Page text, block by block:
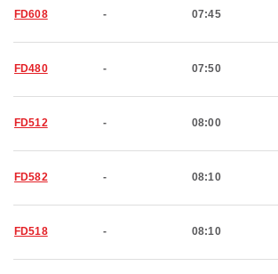
FD608 - 07:45
FD480 - 07:50
FD512 - 08:00
FD582 - 08:10
FD518 - 08:10